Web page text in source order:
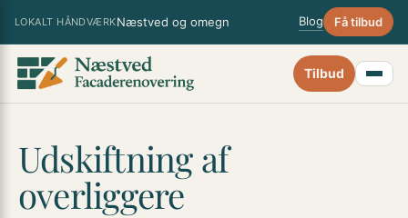
indhold
LOKALT HÅNDVÆRKNæstved og omegn Blog Få tilbud
Tilbud
Udskiftning af
overliggere